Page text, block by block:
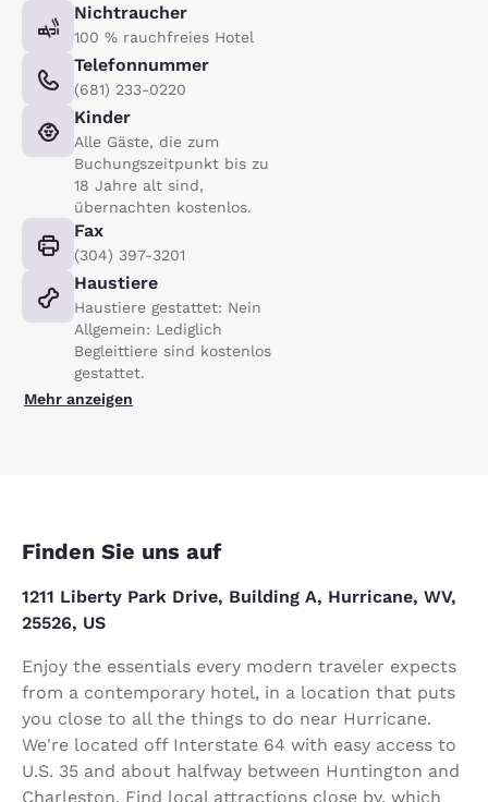
Nichtraucher
100 % rauchfreies Hotel
Telefonnummer
(681) 233-0220
Kinder
Alle Gäste, die zum
Buchungszeitpunkt bis zu
18 Jahre alt sind,
übernachten kostenlos.
Fax
(304) 397-3201
Haustiere
Haustiere gestattet: Nein
Allgemein: Lediglich
Begleittiere sind kostenlos
gestattet.
Mehr anzeigen
Finden Sie uns auf
1211 Liberty Park Drive, Building A, Hurricane, WV,
25526, US
Enjoy the essentials every modern traveler expects
from a contemporary hotel, in a location that puts
you close to all the things to do near Hurricane.
We're located off Interstate 64 with easy access to
U.S. 35 and about halfway between Huntington and
Charleston. Find local attractions close by, which